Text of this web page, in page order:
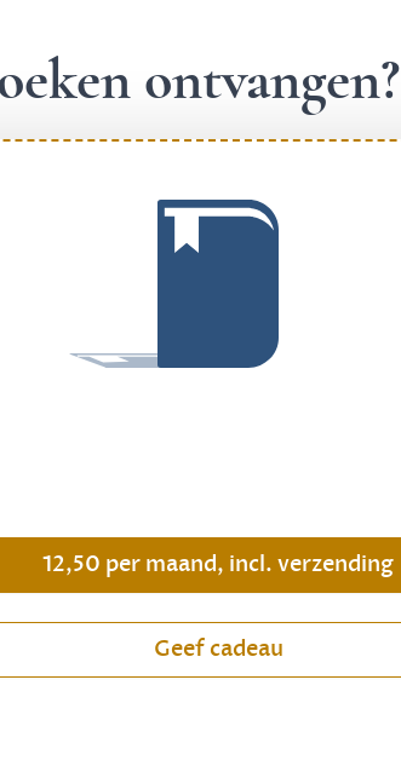
ontvangen?
12,50 per maand, incl. verzending
Geef cadeau